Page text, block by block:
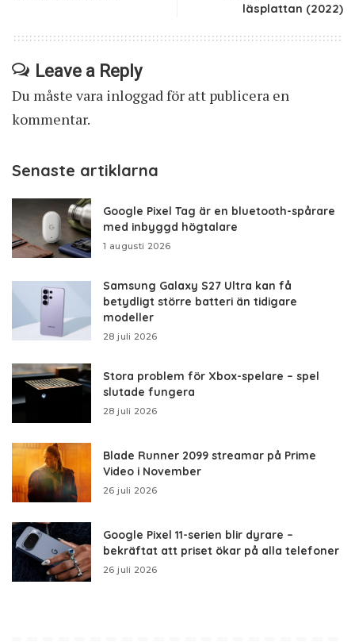
läsplattan (2022)
Leave a Reply
Du måste vara inloggad för att publicera en
kommentar.
Senaste artiklarna
Google Pixel Tag är en bluetooth-spårare
med inbyggd högtalare
1 augusti 2026
Samsung Galaxy S27 Ultra kan få
betydligt större batteri än tidigare
modeller
28 juli 2026
Stora problem för Xbox-spelare – spel
slutade fungera
28 juli 2026
Blade Runner 2099 streamar på Prime
Video i November
26 juli 2026
Google Pixel 11-serien blir dyrare –
bekräftat att priset ökar på alla telefoner
26 juli 2026